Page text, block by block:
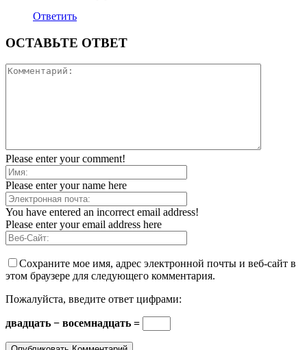
Ответить
ОСТАВЬТЕ ОТВЕТ
Please enter your comment!
Please enter your name here
You have entered an incorrect email address!
Please enter your email address here
Сохраните мое имя, адрес электронной почты и веб-сайт в
этом браузере для следующего комментария.
Пожалуйста, введите ответ цифрами:
двадцать − восемнадцать =